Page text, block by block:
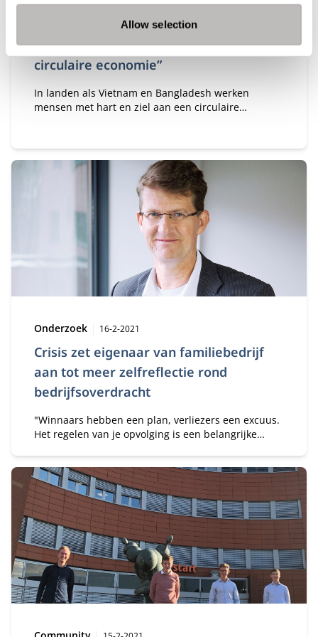
Allow selection
“We moeten morgen over naar een
circulaire economie”
Publicatiedatum:
18-2-2021
In landen als Vietnam en Bangladesh werken
mensen met hart en ziel aan een circulaire
Crisis zet eigenaar van familiebedrijf
aan tot meer zelfreflectie rond
bedrijfsoverdracht
Type:
Onderzoek Publicatiedatum:
16-2-2021
"Winnaars hebben een plan, verliezers een excuus.
Het regelen van je opvolging is een belangrijke
kleinbedrijven zeker 6 miljard euro. Een van de
redenen is onderschatting van wat er bij een
bedrijfsoverdracht komt kijken.